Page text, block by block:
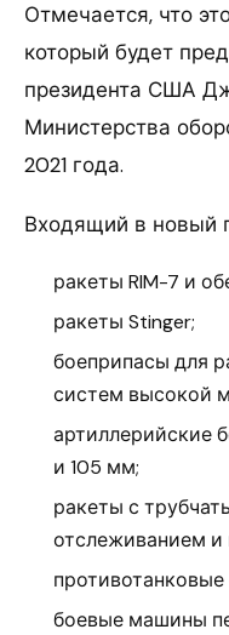
Отмечается, что
который будет
президента США
Министерства
2021 года.
Входящий в новый
ракеты RIM-7 и
ракеты Stinger;
боеприпасы для
систем высокой
артиллерийские
и 105 мм;
ракеты с
отслеживанием и
боевые машины